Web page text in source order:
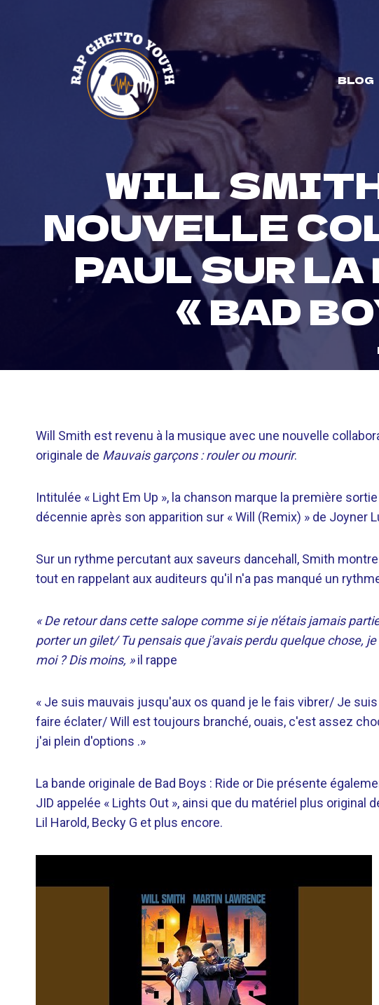
BLOG
WILL
NOUVELLE
PAUL SUR
« BAD
Will Smith est revenu à la musique avec une nouvelle
originale de Mauvais garçons : rouler ou mourir.
Intitulée « Light Em Up », la chanson marque la première
décennie après son apparition sur « Will (Remix) » de Joyner
Sur un rythme percutant aux saveurs dancehall, Smith
tout en rappelant aux auditeurs qu'il n'a pas manqué un
« De retour dans cette salope comme si je n'étais jamais
porter un gilet/ Tu pensais que j'avais perdu quelque chose,
moi ? Dis moins, »il rappe
« Je suis mauvais jusqu'aux os quand je le fais vibrer/ Je
faire éclater/ Will est toujours branché, ouais, c'est assez
j'ai plein d'options .»
La bande originale de Bad Boys : Ride or Die présente
JID appelée « Lights Out », ainsi que du matériel plus original
Lil Harold, Becky G et plus encore.